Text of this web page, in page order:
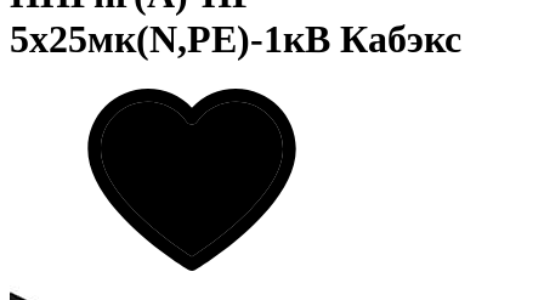
5х25мк(N,PE)-1кВ Кабэкс